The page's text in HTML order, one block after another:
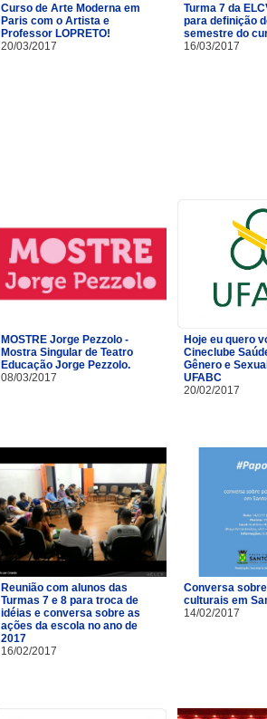
Curso de Arte Moderna em
Paris com o Artista e
Professor LOPRETO!
20/03/2017
Turma 7 da
para definição
semestre do
16/03/2017
MOSTRE Jorge Pezzolo -
Mostra Singular de Teatro
Educação Jorge Pezzolo.
08/03/2017
Hoje eu quero
Cineclube
Gênero e
UFABC
20/02/2017
Reunião com alunos das
Turmas 7 e 8 para troca de
idéias e conversa sobre as
ações da escola no ano de
2017
16/02/2017
Conversa
culturais em
14/02/2017